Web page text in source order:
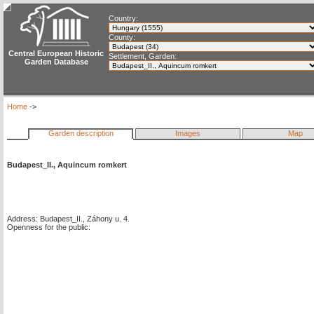
Central European Historic
Garden Database
Country:
County:
Settlement, Garden:
Home ->
Garden description Images Map
Budapest_II., Aquincum romkert
Address: Budapest_II., Záhony u. 4.
Openness for the public: